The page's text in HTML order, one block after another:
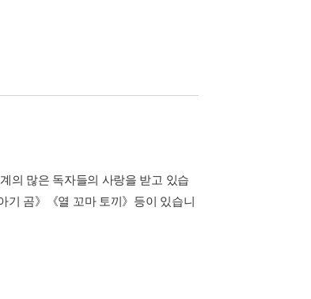
의 많은 독자들의 사랑을 받고 있습
기 곰》《열 꼬마 토끼》등이 있습니